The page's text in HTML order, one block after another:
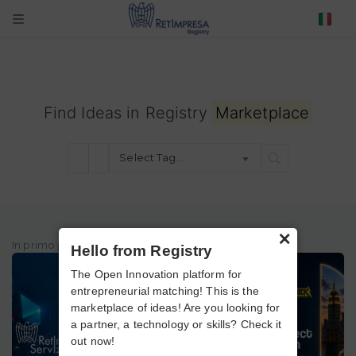
Find Ideas in Registry Marketplace
Select Tag…
In primo piano ×
Hello from Registry
The Open Innovation platform for
entrepreneurial matching! This is the
marketplace of ideas! Are you looking for
a partner, a technology or skills? Check it
out now!